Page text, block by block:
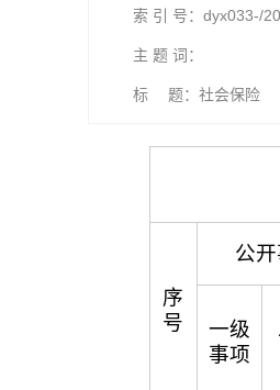
索 引 号：dyx033-/
主 题 词：
标 题：社会保险
序
号
公
一级
事项